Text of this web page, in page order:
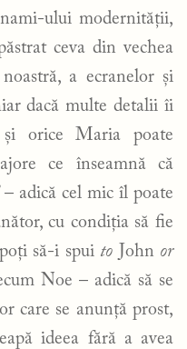
ului modernității,
ceva din vechea
a ecranelor și
dacă multe detalii îi
și orice Maria poate
ce înseamnă că
adică cel mic îl poate
cu condiția să fie
să-i spui to John or
Noe – adică să se
care se anunță prost,
ideea fără a avea